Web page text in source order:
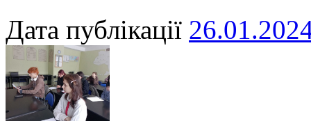
Дата публікації